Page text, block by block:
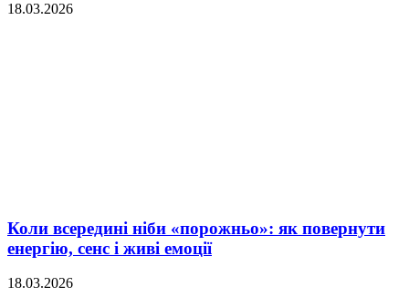
18.03.2026
Коли всередині ніби «порожньо»: як повернути
енергію, сенс і живі емоції
18.03.2026